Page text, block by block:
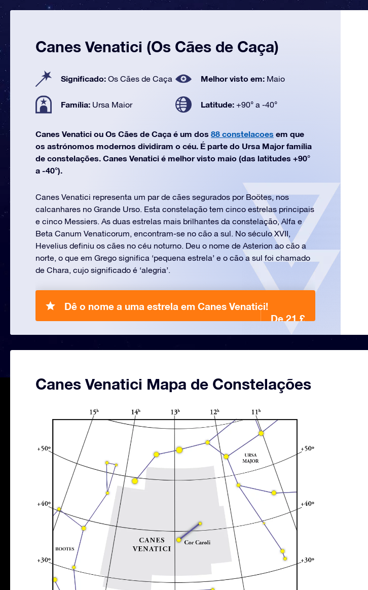
Canes Venatici (Os Cães de Caça)
Significado: Os Cães de Caça Melhor visto em: Maio
Família: Ursa Maior Latitude: +90° a -40°
Canes Venatici ou Os Cães de Caça é um dos 88 constelacoes em que
os astrónomos modernos dividiram o céu. É parte do Ursa Major família
de constelações. Canes Venatici é melhor visto maio (das latitudes +90°
a -40°).
Canes Venatici representa um par de cães segurados por Boötes, nos
calcanhares no Grande Urso. Esta constelação tem cinco estrelas principais
e cinco Messiers. As duas estrelas mais brilhantes da constelação, Alfa e
Beta Canum Venaticorum, encontram-se no cão a sul. No século XVII,
Hevelius definiu os cães no céu noturno. Deu o nome de Asterion ao cão a
norte, o que em Grego significa ‘pequena estrela’ e o cão a sul foi chamado
de Chara, cujo significado é ‘alegria’.
Dê o nome a uma estrela em Canes Venatici!
De 21 £
Canes Venatici Mapa de Constelações